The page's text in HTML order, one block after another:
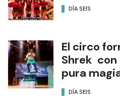
DÍA SEIS
El circo
Shrek con
pura
DÍA SEIS